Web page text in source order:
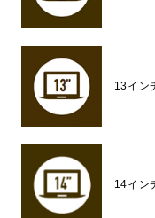
13イン
14イン